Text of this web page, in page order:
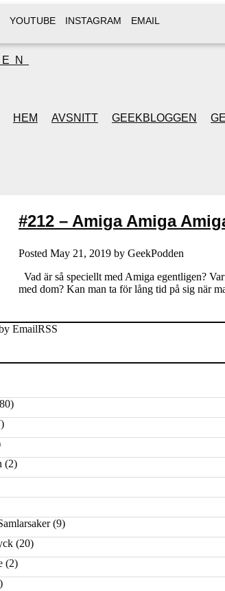
YOUTUBE INSTAGRAM EMAIL
HEM AVSNITT GEEKBLOGGEN
#212 – Amiga Amiga
Posted May 21, 2019 by GeekPodden
Vad är så speciellt med Amiga egentligen?
med dom? Kan man ta för lång tid på sig när
EmailRSS
(2)
(9)
(20)
(2)